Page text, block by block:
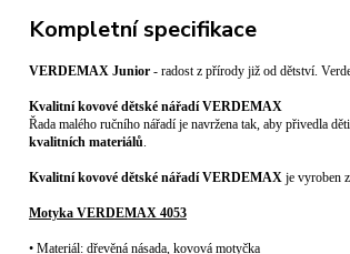
Kompletní specifikace
VERDEMAX Junior- radost z přírody již od dětství.
Kvalitní kovové dětské nářadí VERDEMAX
Řada malého ručního nářadí je navržena tak, aby přivedla
kvalitních materiálů.
Kvalitní kovové dětské nářadí VERDEMAXje vyroben
Motyka VERDEMAX 4053
• Materiál: dřevěná násada, kovová motyčka